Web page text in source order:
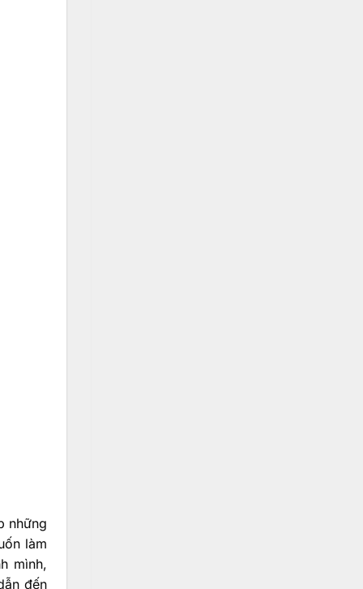
những
làm
mình,
đến